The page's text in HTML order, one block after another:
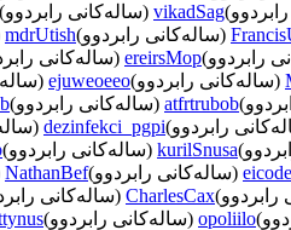
vikadSag (ساله‌كانی رابردوو)
(ساله‌كانی رابردوو)mdrUtish
رابردوو)ereirsMop (ساله‌كانی
(ساله‌كانی رابردوو)ejuweoeeo
atfrtrubob (ساله‌كانی رابردوو)
رابردوو)dezinfekci_pgpi
kurilSnusa (ساله‌كانی رابردوو)
(ساله‌كانی رابردوو)NathanBef
رابردوو)CharlesCax (ساله‌كانی
opoliilo (ساله‌كانی رابردوو)